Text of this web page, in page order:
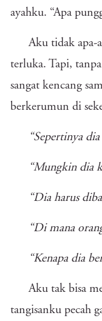
ayahku. “Apa
Aku tidak apa-
terluka. Tapi,
sangat kencang
berkerumun di
“Sepertinya
“Mungkin dia
“Dia harus
“Di mana
“Kenapa dia
Aku tak bisa
tangisanku pecah